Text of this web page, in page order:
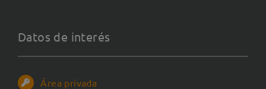
Datos de interés
Área privada